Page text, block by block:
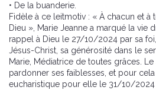
• De la buanderie.
Fidèle à ce leitmotiv : « À chacun et à
Dieu », Marie Jeanne a marqué la vie
rappel à Dieu le 27/10/2024 par sa
Jésus-Christ, sa générosité dans le
Marie, Médiatrice de toutes grâces.
pardonner ses faiblesses, et pour
eucharistique pour elle le 31/10/2024